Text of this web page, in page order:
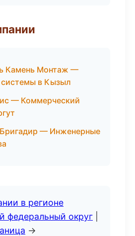
Камень Монтаж —
в Кызыл
— Коммерческий
— Инженерные
в регионе
федеральный округ
→